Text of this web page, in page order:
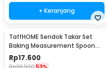
+ Keranjang
TaffHOME Sendok Takar Set
Baking Measurement Spoon
0.62-15ml 6 PCS - 16752
Rp17.600